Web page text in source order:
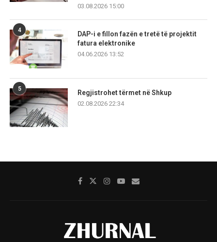
03.08.2026 15:00
4
DAP-i e fillon fazën e tretë të projektit
fatura elektronike
04.06.2026 13:52
5
Regjistrohet tërmet në Shkup
02.08.2026 22:34